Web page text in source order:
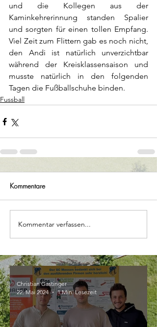
und die Kollegen aus der
Kaminkehrerinnung standen Spalier
und sorgten für einen tollen Empfang.
Viel Zeit zum Flittern gab es noch nicht,
den Andi ist natürlich unverzichtbar
während der Kreisklassensaison und
musste natürlich in den folgenden
Tagen die Fußballschuhe binden.
Fussball
Kommentare
Kommentar verfassen...
Christian Gastinger
22. Mai 2024
1 Min. Lesezeit